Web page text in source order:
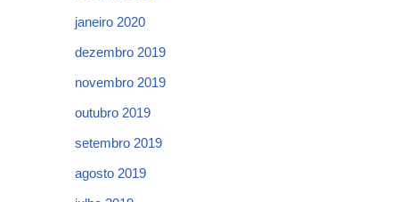
janeiro 2020
dezembro 2019
novembro 2019
outubro 2019
setembro 2019
agosto 2019